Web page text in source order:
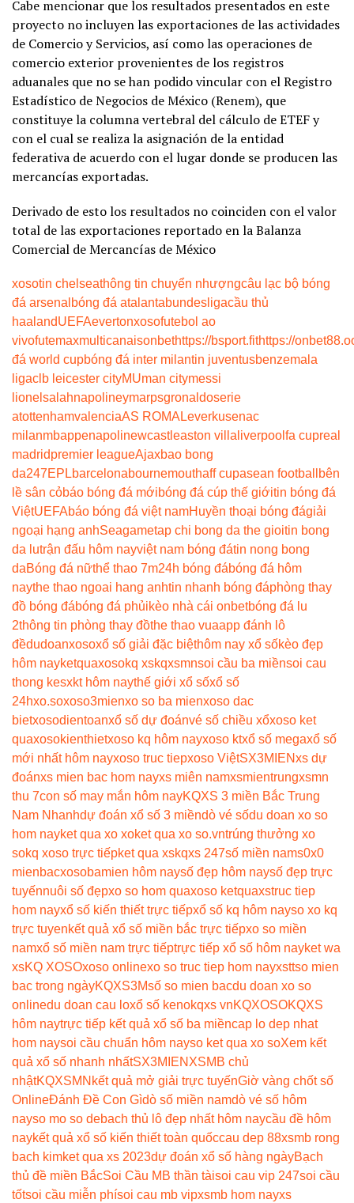
Cabe mencionar que los resultados presentados en este
proyecto no incluyen las exportaciones de las actividades
de Comercio y Servicios, así como las operaciones de
comercio exterior provenientes de los registros
aduanales que no se han podido vincular con el Registro
Estadístico de Negocios de México (Renem), que
constituye la columna vertebral del cálculo de ETEF y
con el cual se realiza la asignación de la entidad
federativa de acuerdo con el lugar donde se producen las
mercancías exportadas.
Derivado de esto los resultados no coinciden con el valor
total de las exportaciones reportado en la Balanza
Comercial de Mercancías de México
xosotin chelseathông tin chuyển nhượngcâu lạc bộ bóng
đá arsenal bóng đá atalantabundesligacầu thủ
haalandUEFAevertonxosofutebol ao
vivofutemaxmulticanaisonbethttps://bsport.fithttps://
đá world cupbóng đá inter milantin juventusbenzema la
ligaclb leicester cityMUman citymessi
lionel salahnapolineymarpsgronaldoserie
atottenhamvalenciaAS ROMA Leverkusenac
milanmbappenapolinewcastleaston villa liverpool fa cupreal
madridpremier leagueAjaxbao bong
da247EPLbarcelonabournemouthaff cupasean football
bên
lề sân cỏbáo bóng đá mớibóng đá cúp thế giớitin bóng đá
ViệtUEFAbáo bóng đá việt namHuyền thoại bóng đágiải
ngoại hạng anhSeagametap chi bong da the gioitin bong
da lutrận đấu hôm nayviệt nam bóng đátin nong bong
daBóng đá nữthể thao 7m24h bóng đábóng đá hôm
naythe thao ngoai hang anhtin nhanh bóng đáphòng thay
đồ bóng đábóng đá phủikèo nhà cái onbetbóng đá lu
2thông tin phòng thay đồthe thao vuaapp đánh lô
đềdudoanxosoxổ số giải đặc biệthôm nay xổ sốkèo đẹp
hôm nayketquaxosokq xskqxsmnsoi cầu ba miềnsoi cau
thong kesxkt hôm naythế giới xổ sốxổ số
24hxo.soxoso3mienxo so ba mienxoso dac
bietxosodientoanxổ số dự đoánvé số chiều xổxoso ket
quaxosokienthietxoso kq hôm nayxoso ktxổ số megaxổ số
mới nhất hôm nayxoso truc tiepxoso ViệtSX3MIENxs dự
đoánxs mien bac hom nayxs miên namxsmientrungxsmn
thu 7con số may mắn hôm nayKQXS 3 miền Bắc Trung
Nam Nhanhdự đoán xổ số 3 miềndò vé sốdu doan xo so
hom nayket qua xo xoket qua xo so.vntrúng thưởng xo
sokq xoso trực tiếpket qua xskqxs 247số miền nams0x0
mienbacxosobamien hôm naysố đẹp hôm naysố đẹp trực
tuyếnnuôi số đẹpxo so hom quaxoso ketquaxstruc tiep
hom nayxổ số kiến thiết trực tiếpxổ số kq hôm nayso xo kq
trực tuyenkết quả xổ số miền bắc trực tiếpxo so miền
namxổ số miền nam trực tiếptrực tiếp xổ số hôm nayket wa
xsKQ XOSOxoso onlinexo so truc tiep hom nayxsttso mien
bac trong ngàyKQXS3Msố so mien bacdu doan xo so
onlinedu doan cau loxổ số kenokqxs vnKQXOSOKQXS
hôm naytrực tiếp kết quả xổ số ba miềncap lo dep nhat
hom naysoi cầu chuẩn hôm nayso ket qua xo soXem kết
quả xổ số nhanh nhấtSX3MIEN XSMB chủ
nhậtKQXSMN kết quả mở giải trực tuyếnGiờ vàng chốt số
OnlineĐánh Đề Con Gìdò số miền namdò vé số hôm
nayso mo so debach thủ lô đẹp nhất hôm naycầu đề hôm
naykết quả xổ số kiến thiết toàn quốccau dep 88xsmb rong
bach kimket qua xs 2023dự đoán xổ số hàng ngàyBạch
thủ đề miền BắcSoi Cầu MB thần tàisoi cau vip 247soi cầu
tốtsoi cầu miễn phísoi cau mb vipxsmb hom nayxs